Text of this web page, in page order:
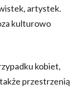
artystek.
kulturowo
kobiet,
przestrzenią